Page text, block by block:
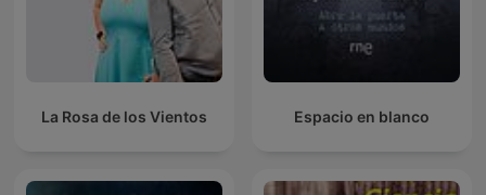
La Rosa de los Vientos Espacio en blanco